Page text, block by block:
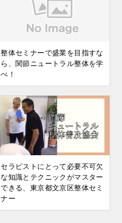
整体セミナーで盛業を目指すな
ら、関節ニュートラル整体を学
べ！
セラピストにとって必要不可欠
な知識とテクニックがマスター
できる、東京都文京区整体セミ
ナー